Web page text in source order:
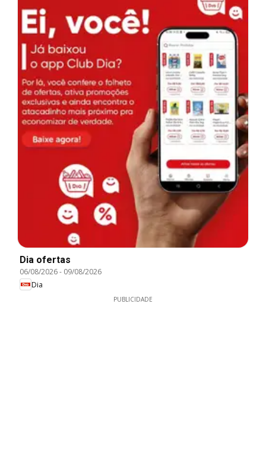
Dia ofertas
06/08/2026- 09/08/2026
Dia
PUBLICIDADE